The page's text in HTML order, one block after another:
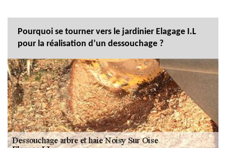
Pourquoi se tourner vers le jardinier Elagage I.L
pour la réalisation d’un dessouchage ?